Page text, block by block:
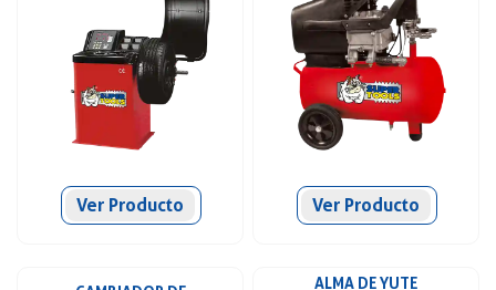
Ver Producto Ver Producto
ALMA DE YUTE